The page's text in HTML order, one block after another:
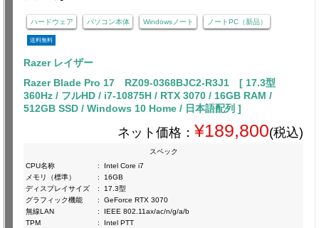
ハードウェア パソコン本体 Windowsノート ノートPC（新品）
送料無料
Razer レイザー
Razer Blade Pro 17 RZ09-0368BJC2-R3J1 [ 17.3型
360Hz / フルHD / i7-10875H / RTX 3070 / 16GB RAM /
512GB SSD / Windows 10 Home / 日本語配列 ]
ネット価格： ¥189,800(税込)
スペック
CPU名称
:
Intel Core i7
メモリ（標準）
:
16GB
ディスプレイサイズ
:
17.3型
グラフィック機能
:
GeForce RTX 3070
無線LAN
:
IEEE 802.11ax/ac/n/g/a/b
TPM
:
Intel PTT